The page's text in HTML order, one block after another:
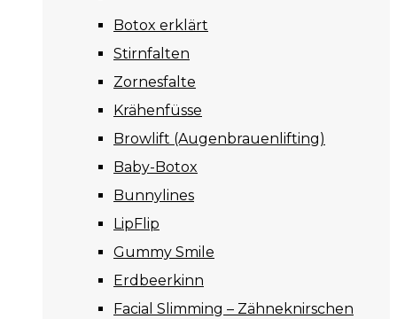
Botox erklärt
Stirnfalten
Zornesfalte
Krähenfüsse
Browlift (Augenbrauenlifting)
Baby-Botox
Bunnylines
LipFlip
Gummy Smile
Erdbeerkinn
Facial Slimming – Zähneknirschen